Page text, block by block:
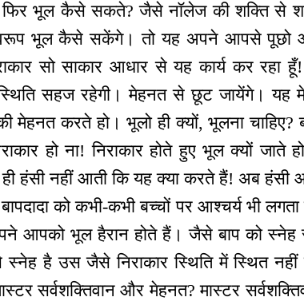
फिर भूल कैसे सकते? जैसे नॉलेज की शक्ति से
भूल कैसे सकेंगे। तो यह अपने आपसे पूछो
सो साकार आधार से यह कार्य कर रहा हूँ!
स्थिति सहज रहेगी। मेहनत से छूट जायेंगे।
मेहनत करते हो। भूलो ही क्यों, भूलना चाहिए?
हो ना! निराकार होते हुए भूल क्यों
ही हंसी नहीं आती कि यह क्या करते हैं! अब
को कभी-कभी बच्चों पर आश्चर्य भी
आपको भूल हैरान होते हैं। जैसे बाप को स्नेह
है उस जैसे निराकार स्थिति में स्थित नहीं
सर्वशक्तिवान और मेहनत? मास्टर